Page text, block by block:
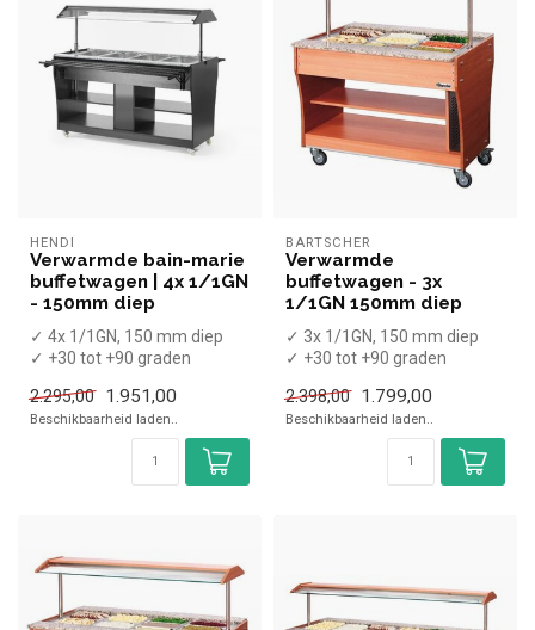
HENDI
Verwarmde bain-marie
buffetwagen | 4x 1/1GN
- 150mm diep
✓ 4x 1/1GN, 150 mm diep
✓ +30 tot +90 graden
✓ Breedte 149...
2.295,00 1.951,00
Beschikbaarheid laden..
BARTSCHER
Verwarmde
buffetwagen - 3x
1/1GN 150mm diep
✓ 3x 1/1GN, 150 mm diep
✓ +30 tot +90 graden
✓ Breedte 120...
2.398,00 1.799,00
Beschikbaarheid laden..